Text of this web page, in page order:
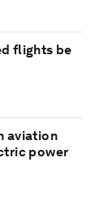
flights be
aviation
power